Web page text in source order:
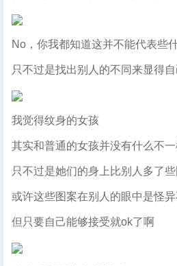
No，你我都知道这并不能代表些
只不过是找出别人的不同来显得
我觉得纹身的女孩
其实和普通的女孩并没有什么不
只不过是她们的身上比别人多了
或许这些图案在别人的眼中是怪
但只要自己能够接受就ok了啊